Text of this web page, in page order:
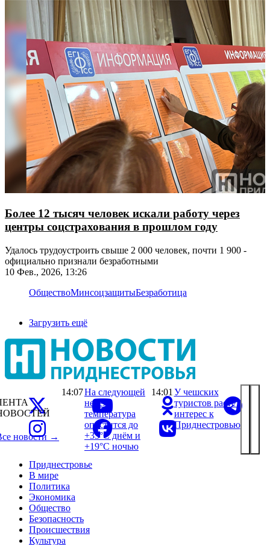
Более 12 тысяч человек искали работу через
центры соцстрахования в прошлом году
Удалось трудоустроить свыше 2 000 человек, почти 1 900 -
официально признали безработными
10 Фев., 2026, 13:26
ОбществоМинсоцзащитыБезработица
Загрузить ещё
Приднестровье
В мире
Политика
Экономика
Общество
Безопасность
Происшествия
Культура
новости →
14:07На следующей
неделе
температура
опустится до
+33°С днём и
+19°С ночью
14:01 У чешских
туристов растёт
интерес к
Приднестровью